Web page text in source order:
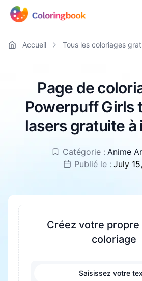
Accueil Tous les coloriages
Page de
Powerpuff Girls
lasers gratuite
Catégorie : Anime
Publié le : July
Créez votre propre
coloriage
Saisissez votre